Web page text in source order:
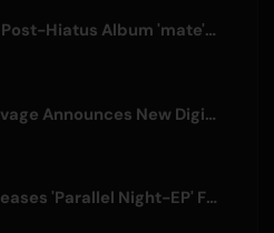
AliA Releases Post-Hiatus Album 'mate', Announces Tokyo Live
ShowMinorSavage Announces New Digital Single 'Gradation'
BILLY BOO Releases 'Parallel Night-EP' Featuring TV Drama Theme Song